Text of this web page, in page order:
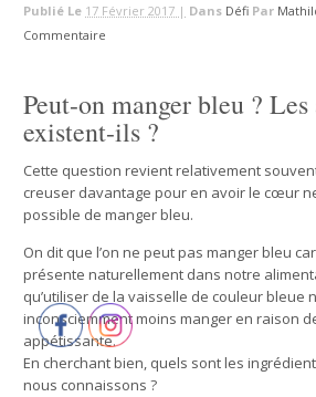
Publié Le 17 Février 2017 | Dans Défi Par
Commentaire
Peut-on manger bleu ?
existent-ils ?
Cette question revient relativement
creuser davantage pour en avoir le cœur
possible de manger bleu.
On dit que l’on ne peut pas manger bleu
présente naturellement dans notre
qu’utiliser de la vaisselle de couleur bleue
inconsciemment moins manger en raison
appétissante.
En cherchant bien, quels sont les
nous connaissons ?